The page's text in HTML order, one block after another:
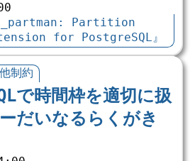
Partition
for PostgreSQL』
制約
で時間枠を適切に扱
だいなるらくがき